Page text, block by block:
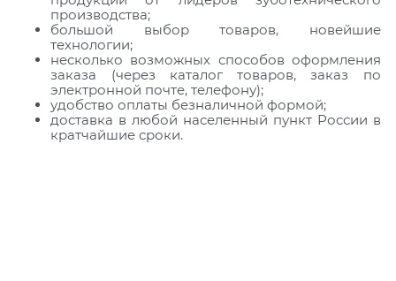
производства;
большой выбор товаров, новейшие
технологии;
несколько возможных способов оформления
заказа (через каталог товаров, заказ по
электронной почте, телефону);
удобство оплаты безналичной формой;
доставка в любой населенный пункт России в
кратчайшие сроки.